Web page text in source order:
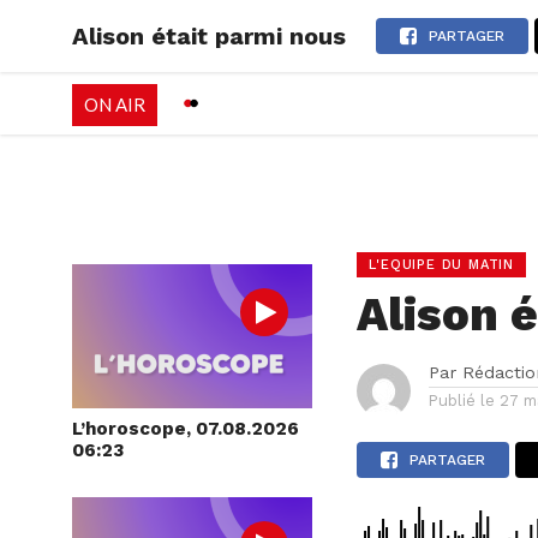
RADIO
Alison était parmi nous PARTAGER
ON AIR
L’horoscope, 07.08.2026
06:23
L'EQUIPE DU MATIN
Alison
Par
Publié le 27
PARTAGER